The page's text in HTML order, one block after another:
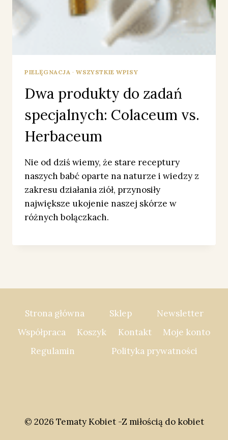
PIELĘGNACJA ·WSZYSTKIE WPISY
Dwa produkty do zadań
specjalnych: Colaceum vs.
Herbaceum
Nie od dziś wiemy, że stare receptury
naszych babć oparte na naturze i wiedzy z
zakresu działania ziół, przynosiły
największe ukojenie naszej skórze w
różnych bolączkach.
Strona główna Sklep
Newsletter
Współpraca
Koszyk Kontakt
Moje konto
Regulamin
Polityka prywatności
© 2026 Tematy Kobiet -Z miłością do kobiet